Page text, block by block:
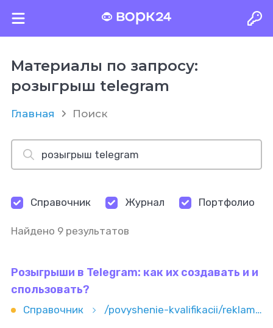
Материалы по запросу:
розыгрыш telegram
Главная Поиск
Справочник Журнал Портфолио
Найдено 9 результатов
Розыгрыши в Telegram: как их создавать и и
спользовать?
Справочник /povyshenie-kvalifikacii/reklama-i-marketing/smm/rozygryshi-v-telegram-kak-ih-sozdavat-i-ispolzovat